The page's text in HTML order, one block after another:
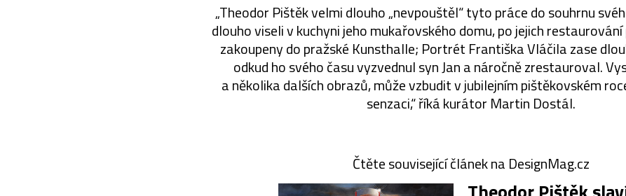
„Theodor Pištěk velmi dlouho „nevpouštěl“ tyto práce do souhrnu
dlouho viseli v kuchyni jeho mukařovského domu, po jejich
zakoupeny do pražské Kunsthalle; Portrét Františka Vláčila zase
odkud ho svého času vyzvednul syn Jan a náročně zrestauroval.
a několika dalších obrazů, může vzbudit v jubilejním pištěkovském
senzaci,“ říká kurátor Martin Dostál.
Čtěte související článek na DesignMag.cz